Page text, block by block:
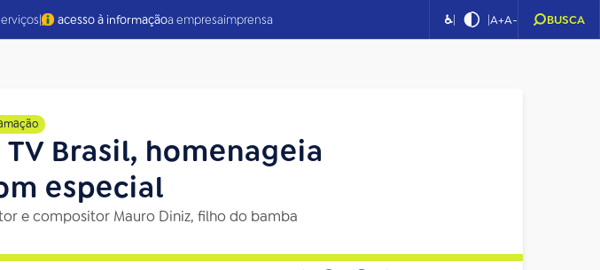
| acesso à informaçãoa empresaimprensa ♿| |A+A- BUSCA
Brasil, homenageia
especial
e compositor Mauro Diniz, filho do bamba